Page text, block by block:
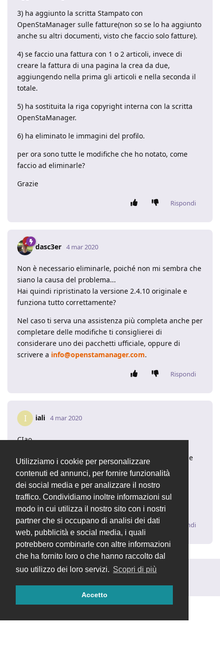
Utilizziamo i cookie per personalizzare
contenuti ed annunci, per fornire funzionalità
dei social media e per analizzare il nostro
traffico. Condividiamo inoltre informazioni sul
modo in cui utilizza il nostro sito con i nostri
partner che si occupano di analisi dei dati
web, pubblicità e social media, i quali
potrebbero combinarle con altre informazioni
che ha fornito loro o che hanno raccolto dal
suo utilizzo dei loro servizi. Scopri di più
Accetto
3) ha aggiunto la scritta Stampato con
OpenStaManager sulle fatture(non so se lo ha aggiunto
anche su altri documenti, visto che faccio solo fatture).
4) se faccio una fattura con 1 o 2 articoli, invece di
creare la fattura di una pagina la crea da due,
aggiungendo nella prima gli articoli e nella seconda il
totale.
5) ha sostituita la riga copyright interna con la scritta
OpenStaManager.
6) ha eliminato le immagini del profilo.
per ora sono tutte le modifiche che ho notato, come
faccio ad eliminarle?
Grazie
Rispondi
dasc3er 4 mar 2020
Non è necessario eliminarle, poiché non mi sembra che
siano la causa del problema...
Hai quindi ripristinato la versione 2.4.10 originale e
funziona tutto correttamente?
Nel caso ti serva una assistenza più completa anche per
completare delle modifiche ti consiglierei di
considerare uno dei pacchetti ufficiale, oppure di
scrivere a info@openstamanager.com.
Rispondi
I iali 4 mar 2020
CIao,
no attualmente sto usando la 2.4.13, e funziona bene
ma con le modifiche che ho descritto prima.
e quindi volevo eliminare quelle personalizzazioni.
Grazie
Rispondi
Rispondi alla discussione...